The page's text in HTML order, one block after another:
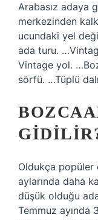
Arabasız adaya
merkezinden
ucundaki yel
ada turu.
Vintage yol.
sörfü. …Tüplü
Oldukça popüler
aylarında daha
düşük olduğu
Temmuz ayında